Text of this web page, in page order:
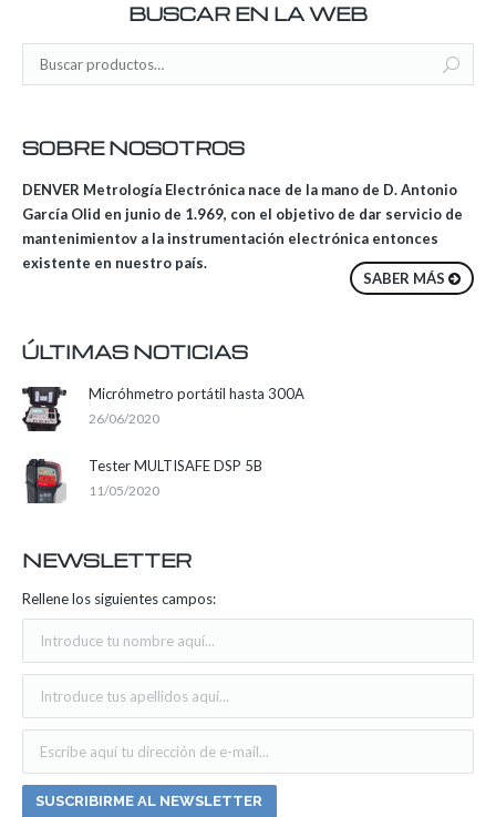
BUSCAR EN LA WEB
SOBRE NOSOTROS
DENVER Metrología Electrónica nace de la mano de D. Antonio
García Olid en junio de 1.969, con el objetivo de dar servicio de
mantenimientov a la instrumentación electrónica entonces
existente en nuestro país.
SABER MÁS
ÚLTIMAS NOTICIAS
Micróhmetro portátil hasta 300A
26/06/2020
Tester MULTISAFE DSP 5B
11/05/2020
NEWSLETTER
Rellene los siguientes campos: